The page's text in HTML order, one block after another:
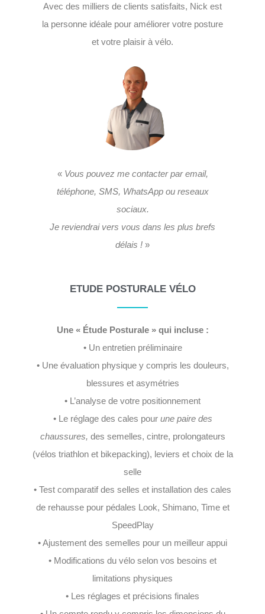
Avec des milliers de clients satisfaits, Nick est
la personne idéale pour améliorer votre posture
et votre plaisir à vélo.
« Vous pouvez me contacter par email,
téléphone, SMS, WhatsApp ou reseaux
sociaux.
Je reviendrai vers vous dans les plus brefs
délais ! »
ETUDE POSTURALE VÉLO
Une « Étude Posturale » qui incluse :
• Un entretien préliminaire
• Une évaluation physique y compris les douleurs,
blessures et asymétries
• L’analyse de votre positionnement
• Le réglage des cales pour une paire des
chaussures, des semelles, cintre, prolongateurs
(vélos triathlon et bikepacking), leviers et choix de la
selle
• Test comparatif des selles et installation des cales
de rehausse pour pédales Look, Shimano, Time et
SpeedPlay
• Ajustement des semelles pour un meilleur appui
• Modifications du vélo selon vos besoins et
limitations physiques
• Les réglages et précisions finales